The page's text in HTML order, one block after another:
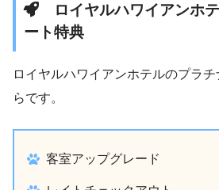
ロイヤルハワイアンホ
ート特典
ロイヤルハワイアンホテルのプラ
らです。
客室アップグレード